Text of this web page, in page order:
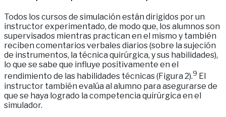
Todos los cursos de simulación están dirigidos por un
instructor experimentado, de modo que, los alumnos son
supervisados mientras practican en el mismo y también
reciben comentarios verbales diarios (sobre la sujeción
de instrumentos, la técnica quirúrgica, y sus habilidades),
lo que se sabe que influye positivamente en el
rendimiento de las habilidades técnicas (Figura 2).9 El
instructor también evalúa al alumno para asegurarse de
que se haya logrado la competencia quirúrgica en el
simulador.